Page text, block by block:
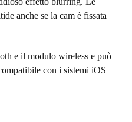
anche se la cam è fissata
e il modulo wireless e può
con i sistemi iOS